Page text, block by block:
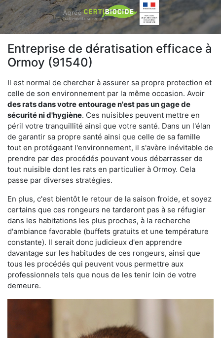
Entreprise de dératisation efficace à
Ormoy (91540)
Il est normal de chercher à assurer sa propre protection et
celle de son environnement par la même occasion. Avoir
des rats dans votre entourage n'est pas un gage de
sécurité ni d'hygiène. Ces nuisibles peuvent mettre en
péril votre tranquillité ainsi que votre santé. Dans un l'élan
de garantir sa propre santé ainsi que celle de sa famille
tout en protégeant l'environnement, il s'avère inévitable de
prendre par des procédés pouvant vous débarrasser de
tout nuisible dont les rats en particulier à Ormoy. Cela
passe par diverses stratégies.
En plus, c'est bientôt le retour de la saison froide, et soyez
certains que ces rongeurs ne tarderont pas à se réfugier
dans les habitations les plus proches, à la recherche
d'ambiance favorable (buffets gratuits et une température
constante). Il serait donc judicieux d'en apprendre
davantage sur les habitudes de ces rongeurs, ainsi que
tous les procédés qui peuvent vous permettre aux
professionnels tels que nous de les tenir loin de votre
demeure.